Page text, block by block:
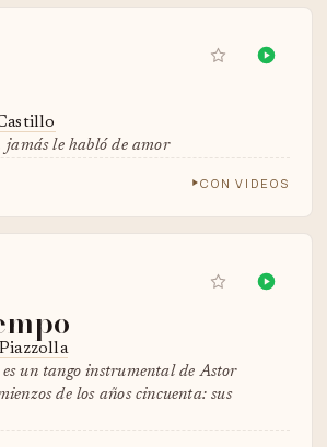
jamás le habló de amor
CON VIDEOS
un tango instrumental de Astor
de los años cincuenta: sus